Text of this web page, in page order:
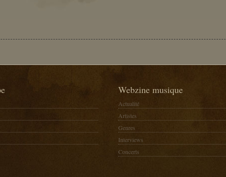
Webzine musique
Actualité
Artistes
Genres
Interviews
Concerts